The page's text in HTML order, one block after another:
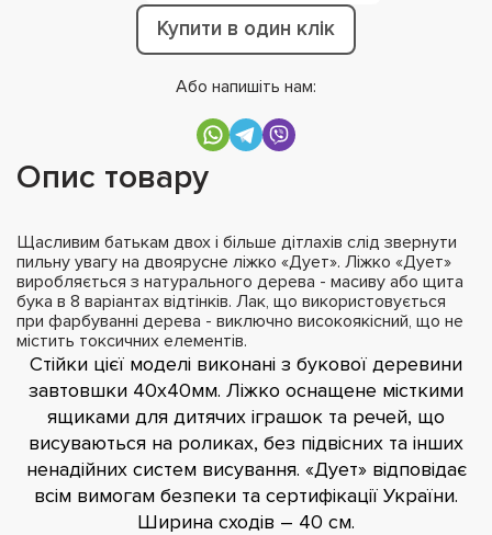
Купити в один клік
Або напишіть нам:
Опис товару
Щасливим батькам двох і більше дітлахів слід звернути
пильну увагу на двоярусне ліжко «Дует». Ліжко «Дует»
виробляється з натурального дерева - масиву або щита
бука в 8 варіантах відтінків. Лак, що використовується
при фарбуванні дерева - виключно високоякісний, що не
містить токсичних елементів.
Стійки цієї моделі виконані з букової деревини
завтовшки 40х40мм. Ліжко оснащене місткими
ящиками для дитячих іграшок та речей, що
висуваються на роликах, без підвісних та інших
ненадійних систем висування. «Дует» відповідає
всім вимогам безпеки та сертифікації України.
Ширина сходів – 40 см.